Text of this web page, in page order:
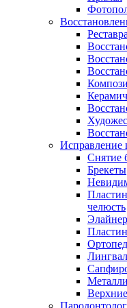
Исправление
Снятие
Брекеты
челюсть